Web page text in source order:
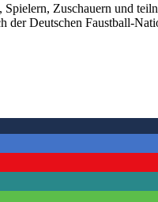
Zuschauern und
Deutschen Faustball-